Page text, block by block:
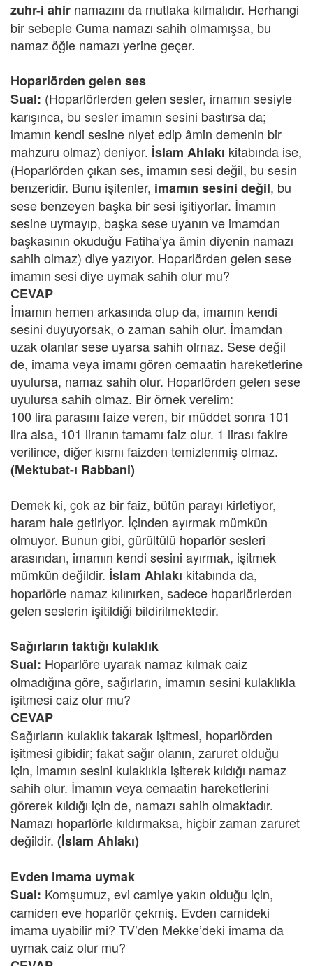
zuhr-i ahir namazını da mutlaka kılmalıdır. Herhangi
bir sebeple Cuma namazı sahih olmamışsa, bu
namaz öğle namazı yerine geçer.
Hoparlörden gelen ses
Sual: (Hoparlörlerden gelen sesler, imamın sesiyle
karışınca, bu sesler imamın sesini bastırsa da;
imamın kendi sesine niyet edip âmin demenin bir
mahzuru olmaz) deniyor. İslam Ahlakı kitabında ise,
(Hoparlörden çıkan ses, imamın sesi değil, bu sesin
benzeridir. Bunu işitenler, imamın sesini değil, bu
sese benzeyen başka bir sesi işitiyorlar. İmamın
sesine uymayıp, başka sese uyanın ve imamdan
başkasının okuduğu Fatiha’ya âmin diyenin namazı
sahih olmaz) diye yazıyor. Hoparlörden gelen sese
imamın sesi diye uymak sahih olur mu?
CEVAP
İmamın hemen arkasında olup da, imamın kendi
sesini duyuyorsak, o zaman sahih olur. İmamdan
uzak olanlar sese uyarsa sahih olmaz. Sese değil
de, imama veya imamı gören cemaatin hareketlerine
uyulursa, namaz sahih olur. Hoparlörden gelen sese
uyulursa sahih olmaz. Bir örnek verelim:
100 lira parasını faize veren, bir müddet sonra 101
lira alsa, 101 liranın tamamı faiz olur. 1 lirası fakire
verilince, diğer kısmı faizden temizlenmiş olmaz.
(Mektubat-ı Rabbani)
Demek ki, çok az bir faiz, bütün parayı kirletiyor,
haram hale getiriyor. İçinden ayırmak mümkün
olmuyor. Bunun gibi, gürültülü hoparlör sesleri
arasından, imamın kendi sesini ayırmak, işitmek
mümkün değildir. İslam Ahlakı kitabında da,
hoparlörle namaz kılınırken, sadece hoparlörlerden
gelen seslerin işitildiği bildirilmektedir.
Sağırların taktığı kulaklık
Sual: Hoparlöre uyarak namaz kılmak caiz
olmadığına göre, sağırların, imamın sesini kulaklıkla
işitmesi caiz olur mu?
CEVAP
Sağırların kulaklık takarak işitmesi, hoparlörden
işitmesi gibidir; fakat sağır olanın, zaruret olduğu
için, imamın sesini kulaklıkla işiterek kıldığı namaz
sahih olur. İmamın veya cemaatin hareketlerini
görerek kıldığı için de, namazı sahih olmaktadır.
Namazı hoparlörle kıldırmaksa, hiçbir zaman zaruret
değildir. (İslam Ahlakı)
Evden imama uymak
Sual: Komşumuz, evi camiye yakın olduğu için,
camiden eve hoparlör çekmiş. Evden camideki
imama uyabilir mi? TV’den Mekke’deki imama da
uymak caiz olur mu?